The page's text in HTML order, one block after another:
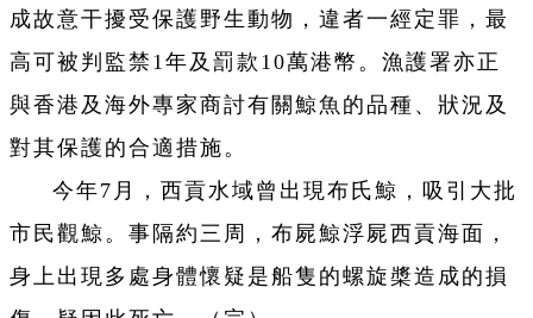
成故意干擾受保護野生動物，違者一經定罪，最
高可被判監禁1年及罰款10萬港幣。漁護署亦正
與香港及海外專家商討有關鯨魚的品種、狀況及
對其保護的合適措施。
今年7月，西貢水域曾出現布氏鯨，吸引大批
市民觀鯨。事隔約三周，布屍鯨浮屍西貢海面，
身上出現多處身體懷疑是船隻的螺旋槳造成的損